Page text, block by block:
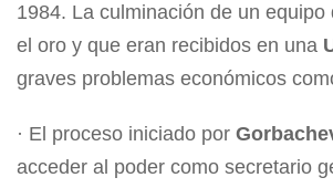
1984. La culminación de un equipo
el oro y que eran recibidos en una
graves problemas económicos
· El proceso iniciado por
acceder al poder como secretario